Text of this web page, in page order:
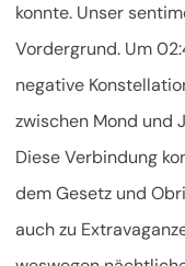
konnte. Unser
Vordergrund. Um
negative
zwischen Mond und
Diese Verbindung
dem Gesetz und
auch zu